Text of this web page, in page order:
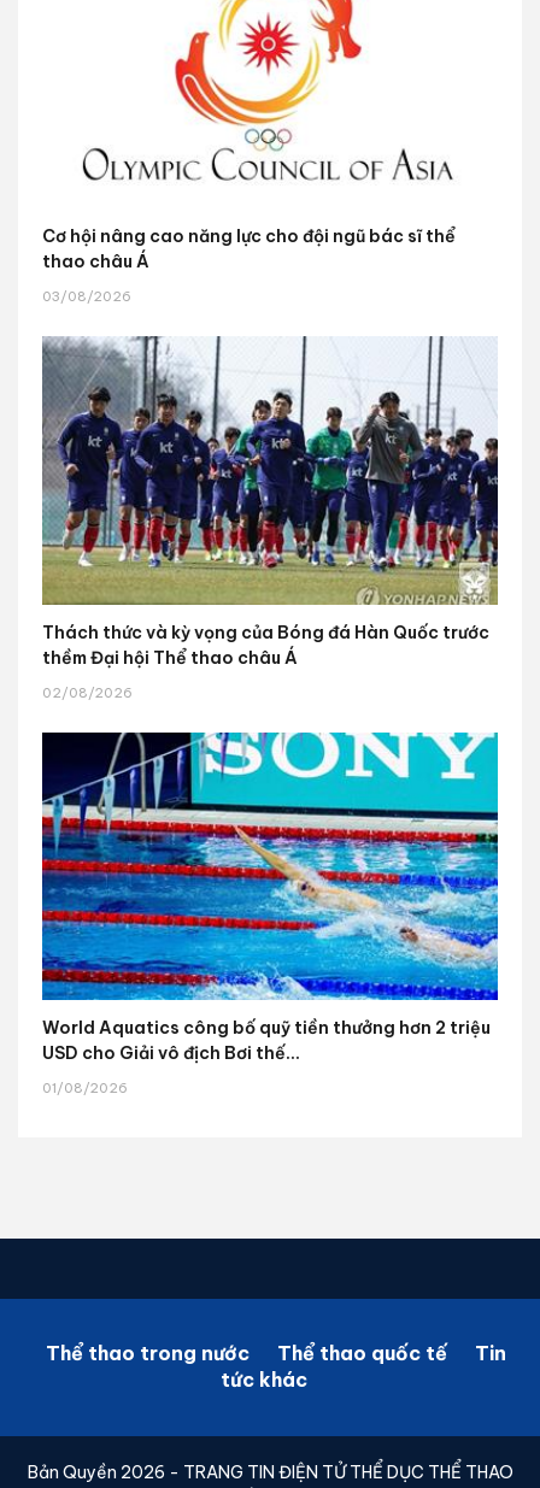
Cơ hội nâng cao năng lực cho đội ngũ bác sĩ thể
thao châu Á
03/08/2026
Thách thức và kỳ vọng của Bóng đá Hàn Quốc trước
thềm Đại hội Thể thao châu Á
02/08/2026
World Aquatics công bố quỹ tiền thưởng hơn 2 triệu
USD cho Giải vô địch Bơi thế...
01/08/2026
Thể thao trong nước Thể thao quốc tế
Tin
tức khác
Bản Quyền 2026 - TRANG TIN ĐIỆN TỬ THỂ DỤC THỂ THAO